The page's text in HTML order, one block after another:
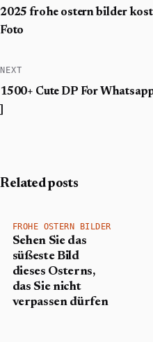
2025 frohe ostern bilder
Foto
NEXT
1500+ Cute DP For
Related posts
FROHE OSTERN BILDER
Sehen Sie das
süßeste Bild
dieses Osterns,
das Sie nicht
verpassen dürfen